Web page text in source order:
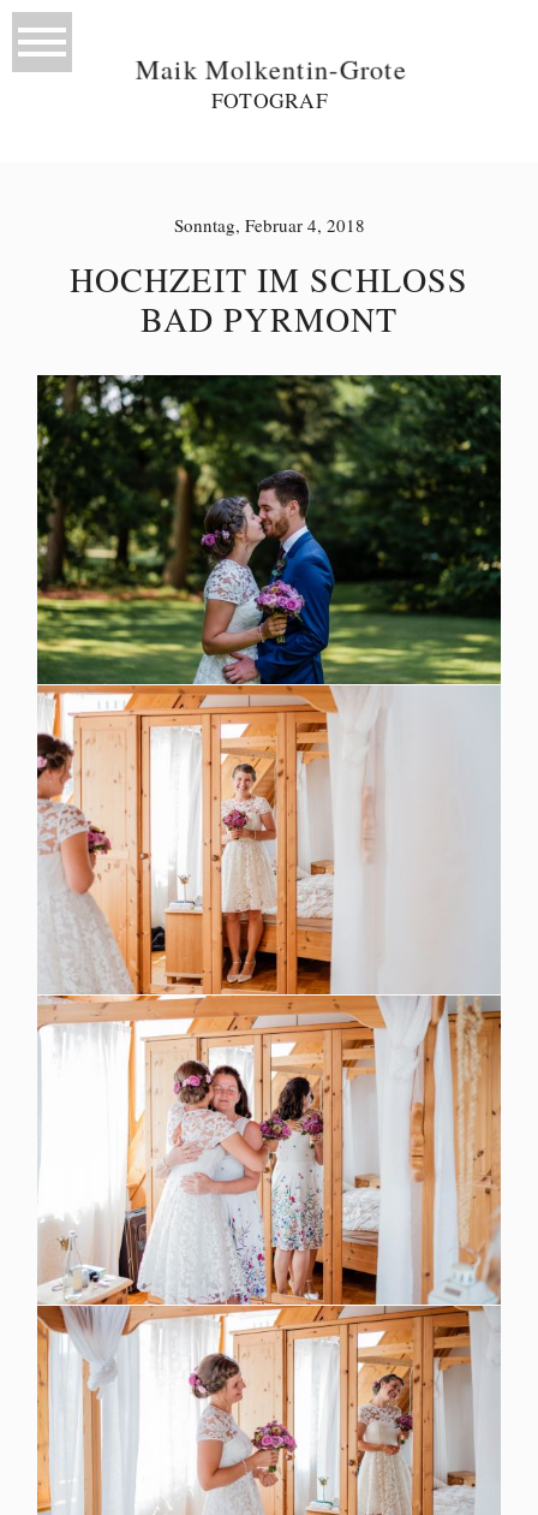
Maik Molkentin-Grote
FOTOGRAF
Sonntag, Februar 4, 2018
HOCHZEIT IM SCHLOSS
BAD PYRMONT